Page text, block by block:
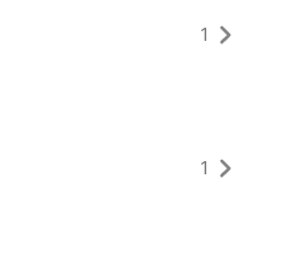
1
1